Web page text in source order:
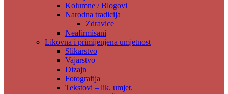
Kolumne / Blogovi
Narodna tradicija
Zdravice
Neafirmisani
Likovna i primijenjena umjetnost
Slikarstvo
Vajarstvo
Dizajn
Fotografija
Tekstovi – lik. umjet.